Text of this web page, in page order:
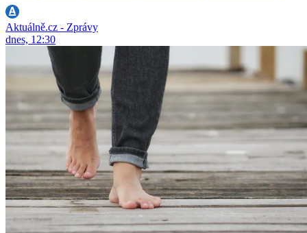
Aktuálně.cz - Zprávy
dnes, 12:30